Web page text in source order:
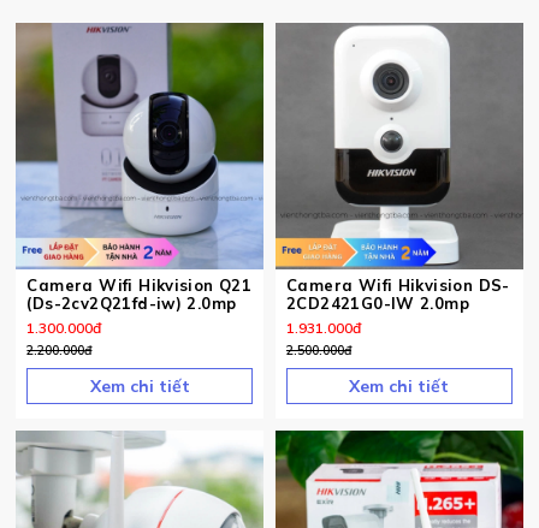
Camera Wifi Hikvision Q21
(Ds-2cv2Q21fd-iw) 2.0mp
1.300.000đ
2.200.000đ
Xem chi tiết
Camera Wifi Hikvision DS-
2CD2421G0-IW 2.0mp
1.931.000đ
2.500.000đ
Xem chi tiết